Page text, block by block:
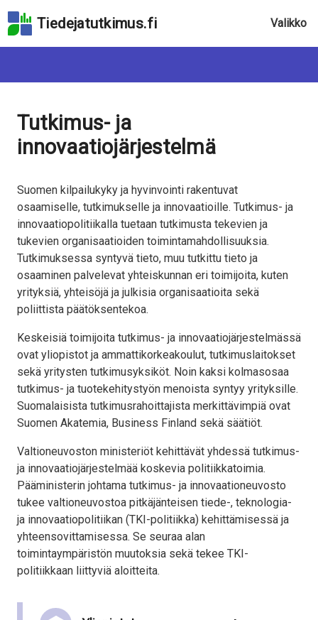
sivunTiedejatutkimus.fi Valikko
Tutkimus- ja
innovaatiojärjestelmä
Suomen kilpailukyky ja hyvinvointi rakentuvat
osaamiselle, tutkimukselle ja innovaatioille. Tutkimus- ja
innovaatiopolitiikalla tuetaan tutkimusta tekevien ja
tukevien organisaatioiden toimintamahdollisuuksia.
Tutkimuksessa syntyvä tieto, muu tutkittu tieto ja
osaaminen palvelevat yhteiskunnan eri toimijoita, kuten
yrityksiä, yhteisöjä ja julkisia organisaatioita sekä
poliittista päätöksentekoa.
Keskeisiä toimijoita tutkimus- ja innovaatiojärjestelmässä
ovat yliopistot ja ammattikorkeakoulut, tutkimuslaitokset
sekä yritysten tutkimusyksiköt. Noin kaksi kolmasosaa
tutkimus- ja tuotekehitystyön menoista syntyy yrityksille.
Suomalaisista tutkimusrahoittajista merkittävimpiä ovat
Suomen Akatemia, Business Finland sekä säätiöt.
Valtioneuvoston ministeriöt kehittävät yhdessä tutkimus-
ja innovaatiojärjestelmää koskevia politiikkatoimia.
Pääministerin johtama tutkimus- ja innovaationeuvosto
tukee valtioneuvostoa pitkäjänteisen tiede-, teknologia-
ja innovaatiopolitiikan (TKI-politiikka) kehittämisessä ja
yhteensovittamisessa. Se seuraa alan
toimintaympäristön muutoksia sekä tekee TKI-
politiikkaan liittyviä aloitteita.